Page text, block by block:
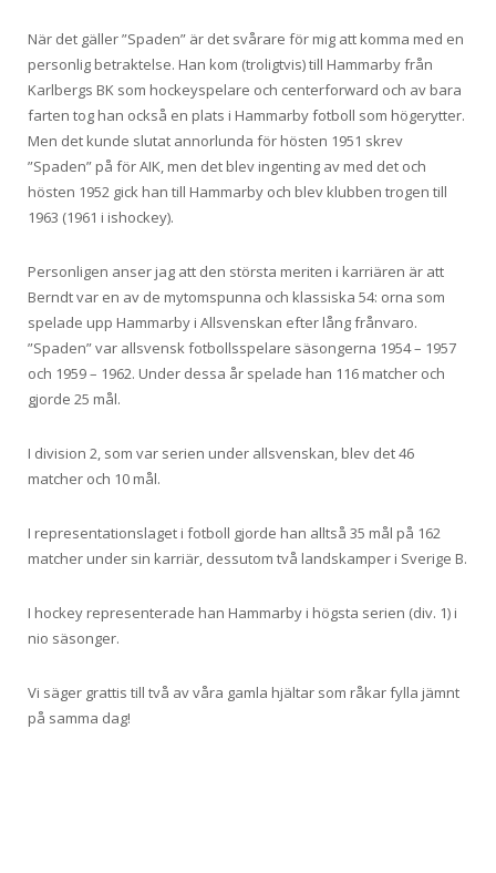
När det gäller ”Spaden” är det svårare för mig att komma med en
personlig betraktelse. Han kom (troligtvis) till Hammarby från
Karlbergs BK som hockeyspelare och centerforward och av bara
farten tog han också en plats i Hammarby fotboll som högerytter.
Men det kunde slutat annorlunda för hösten 1951 skrev
”Spaden” på för AIK, men det blev ingenting av med det och
hösten 1952 gick han till Hammarby och blev klubben trogen till
1963 (1961 i ishockey).
Personligen anser jag att den största meriten i karriären är att
Berndt var en av de mytomspunna och klassiska 54: orna som
spelade upp Hammarby i Allsvenskan efter lång frånvaro.
”Spaden” var allsvensk fotbollsspelare säsongerna 1954 – 1957
och 1959 – 1962. Under dessa år spelade han 116 matcher och
gjorde 25 mål.
I division 2, som var serien under allsvenskan, blev det 46
matcher och 10 mål.
I representationslaget i fotboll gjorde han alltså 35 mål på 162
matcher under sin karriär, dessutom två landskamper i Sverige B.
I hockey representerade han Hammarby i högsta serien (div. 1) i
nio säsonger.
Vi säger grattis till två av våra gamla hjältar som råkar fylla jämnt
på samma dag!